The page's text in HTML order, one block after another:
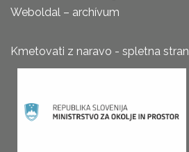
Weboldal – archívum
Kmetovati z naravo - spletna stran